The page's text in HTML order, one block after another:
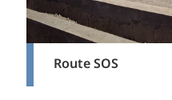
Route SOS